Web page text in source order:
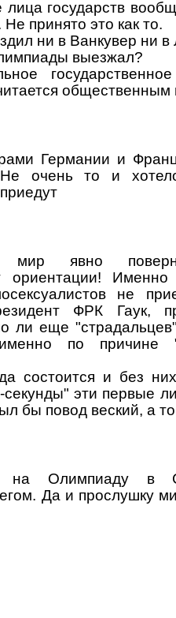
государств
принято это как то.
ни в Ванкувер ни
выезжал?
общественным
Германии и
очень то и
мир явно
ориентации!
не
ФРК Гаук,
ли еще
по причине
состоится и без
секунды" эти первые
бы повод веский, а
на Олимпиаду в
Да и прослушку